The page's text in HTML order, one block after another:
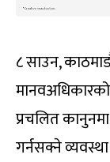
८ साउन,
प्रचलित
गर्नसक्ने